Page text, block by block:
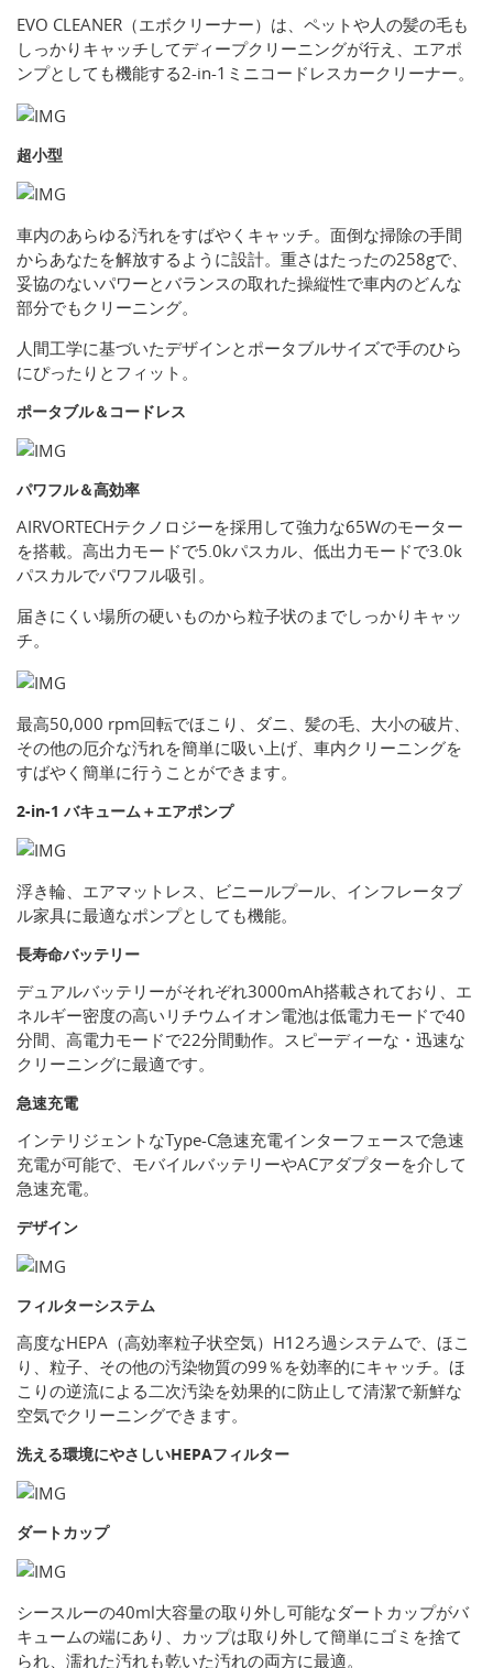
EVO CLEANER（エボクリーナー）は、ペットや人の髪の毛も
しっかりキャッチしてディープクリーニングが行え、エアポ
ンプとしても機能する2-in-1ミニコードレスカークリーナー。
超小型
車内のあらゆる汚れをすばやくキャッチ。面倒な掃除の手間
からあなたを解放するように設計。重さはたったの258gで、
妥協のないパワーとバランスの取れた操縦性で車内のどんな
部分でもクリーニング。
人間工学に基づいたデザインとポータブルサイズで手のひら
にぴったりとフィット。
ポータブル＆コードレス
パワフル＆高効率
AIRVORTECHテクノロジーを採用して強力な65Wのモーター
を搭載。高出力モードで5.0kパスカル、低出力モードで3.0k
パスカルでパワフル吸引。
届きにくい場所の硬いものから粒子状のまでしっかりキャッ
チ。
最高50,000 rpm回転でほこり、ダニ、髪の毛、大小の破片、
その他の厄介な汚れを簡単に吸い上げ、車内クリーニングを
すばやく簡単に行うことができます。
2-in-1 バキューム＋エアポンプ
浮き輪、エアマットレス、ビニールプール、インフレータブ
ル家具に最適なポンプとしても機能。
長寿命バッテリー
デュアルバッテリーがそれぞれ3000mAh搭載されており、エ
ネルギー密度の高いリチウムイオン電池は低電力モードで40
分間、高電力モードで22分間動作。スピーディーな・迅速な
クリーニングに最適です。
急速充電
インテリジェントなType-C急速充電インターフェースで急速
充電が可能で、モバイルバッテリーやACアダプターを介して
急速充電。
デザイン
フィルターシステム
高度なHEPA（高効率粒子状空気）H12ろ過システムで、ほこ
り、粒子、その他の汚染物質の99％を効率的にキャッチ。ほ
こりの逆流による二次汚染を効果的に防止して清潔で新鮮な
空気でクリーニングできます。
洗える環境にやさしいHEPAフィルター
ダートカップ
シースルーの40ml大容量の取り外し可能なダートカップがバ
キュームの端にあり、カップは取り外して簡単にゴミを捨て
られ、濡れた汚れも乾いた汚れの両方に最適。